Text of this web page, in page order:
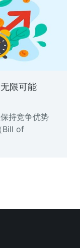
限可能
持竞争优势
Bill of